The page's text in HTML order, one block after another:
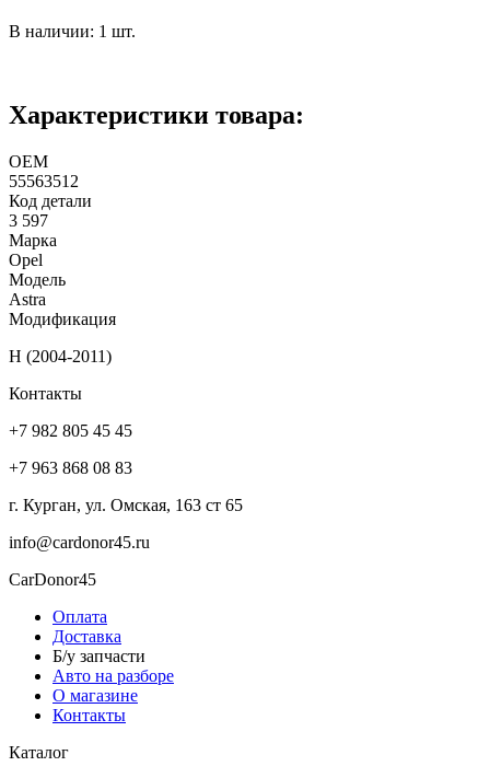
В наличии: 1 шт.
Характеристики товара:
ОЕМ
55563512
Код детали
3 597
Марка
Opel
Модель
Astra
Модификация
H (2004-2011)
Контакты
+7 982 805 45 45
+7 963 868 08 83
г. Курган, ул. Омская, 163 ст 65
info@cardonor45.ru
CarDonor45
Оплата
Доставка
Б/у запчасти
Авто на разборе
О магазине
Контакты
Каталог